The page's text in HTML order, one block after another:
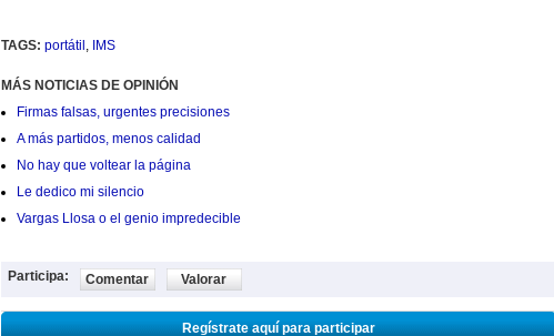
TAGS: portátil , IMS
MÁS NOTICIAS DE OPINIÓN
Firmas falsas, urgentes precisiones
A más partidos, menos calidad
No hay que voltear la página
Le dedico mi silencio
Vargas Llosa o el genio impredecible
Participa: Comentar Valorar
Regístrate aquí para participar